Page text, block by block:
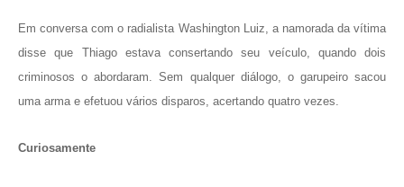
Em conversa com o radialista Washington Luiz, a namorada da vítima
disse que Thiago estava consertando seu veículo, quando dois
criminosos o abordaram. Sem qualquer diálogo, o garupeiro sacou
uma arma e efetuou vários disparos, acertando quatro vezes.
Curiosamente